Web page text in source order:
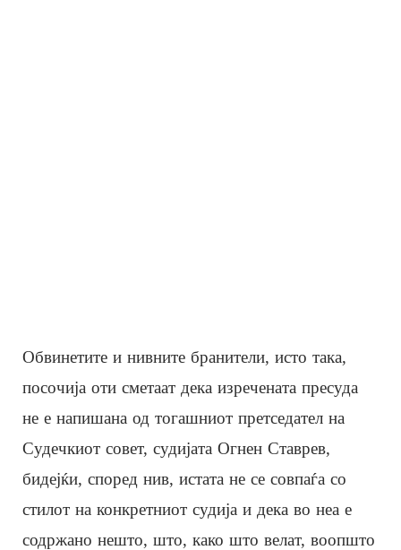
Обвинетите и нивните бранители, исто така,
посочија оти сметаат дека изречената пресуда
не е напишана од тогашниот претседател на
Судечкиот совет, судијата Огнен Ставрев,
бидејќи, според нив, истата не се совпаѓа со
стилот на конкретниот судија и дека во неа е
содржано нешто, што, како што велат, воопшто